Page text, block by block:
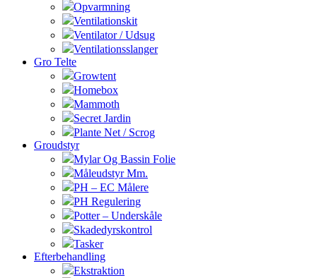
Opvarmning
Ventilationskit
Ventilator / Udsug
Ventilationsslanger
Gro Telte
Growtent
Homebox
Mammoth
Secret Jardin
Plante Net / Scrog
Groudstyr
Mylar Og Bassin Folie
Måleudstyr Mm.
PH – EC Målere
PH Regulering
Potter – Underskåle
Skadedyrskontrol
Tasker
Efterbehandling
Ekstraktion